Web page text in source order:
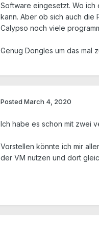
Software eingesetzt. Wo ich
kann. Aber ob sich auch die
Calypso noch viele
Genug Dongles um das mal
Posted March 4, 2020
Ich habe es schon mit zwei
Vorstellen könnte ich mir
der VM nutzen und dort